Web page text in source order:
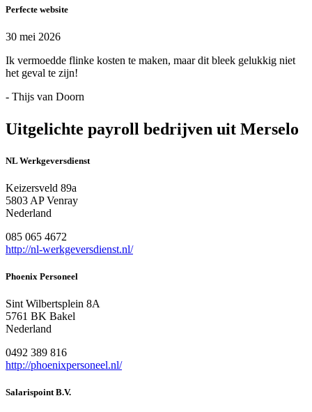
Perfecte website
30 mei 2026
Ik vermoedde flinke kosten te maken, maar dit bleek gelukkig niet
het geval te zijn!
- Thijs van Doorn
Uitgelichte payroll bedrijven uit Merselo
NL Werkgeversdienst
Keizersveld 89a
5803 AP Venray
Nederland
085 065 4672
http://nl-werkgeversdienst.nl/
Phoenix Personeel
Sint Wilbertsplein 8A
5761 BK Bakel
Nederland
0492 389 816
http://phoenixpersoneel.nl/
Salarispoint B.V.